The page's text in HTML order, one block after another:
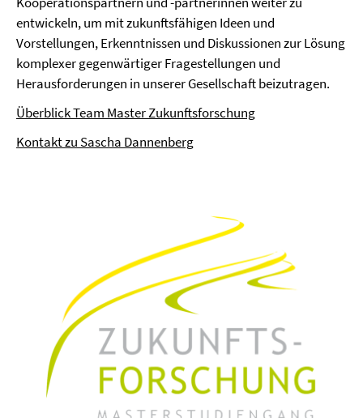
entwickeln, um mit zukunftsfähigen Ideen und
Vorstellungen, Erkenntnissen und Diskussionen zur Lösung
komplexer gegenwärtiger Fragestellungen und
Herausforderungen in unserer Gesellschaft beizutragen.
Überblick Team Master Zukunftsforschung
Kontakt zu Sascha Dannenberg